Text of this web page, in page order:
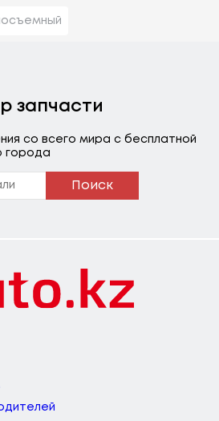
запчасти
со всего мира с бесплатной
города
Поиск